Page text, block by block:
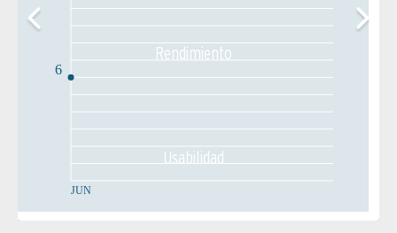
JUN
6
Rendimiento
Usabilidad